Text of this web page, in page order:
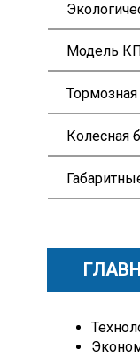
Модель
Тормозная
Колесная